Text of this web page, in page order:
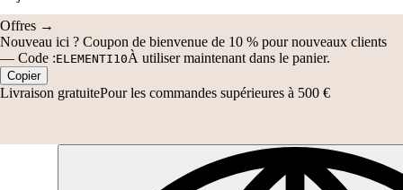
Offres →
Nouveau ici ? Coupon de bienvenue de 10 % pour nouveaux clients
— Code :ELEMENTI10À utiliser maintenant dans le panier.
Copier
Livraison gratuitePour les commandes supérieures à 500 €